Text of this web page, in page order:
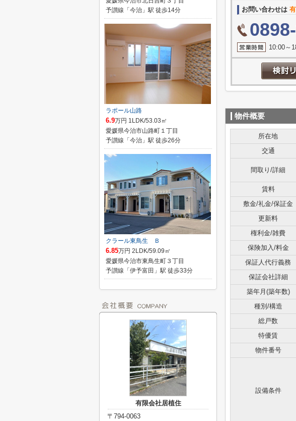
お問い合わせは
10:00～
物件概要
所在地
交通
間取り/詳細
賃料
敷金/礼金/保証金
更新料
権利金/雑費
保険加入/料金
保証人代行義務
保証会社詳細
築年月(築年数)
種別/構造
総戸数
特優賃
物件番号
設備条件
予讃線「今治」駅 徒歩14分
ラポール山路
6.9万円 1LDK/53.03㎡
愛媛県今治市山路町１丁目
予讃線「今治」駅 徒歩26分
クラール東鳥生 Ｂ
6.85万円 2LDK/59.09㎡
愛媛県今治市東鳥生町３丁目
予讃線「伊予富田」駅 徒歩33分
有限会社居植住
〒794-0063